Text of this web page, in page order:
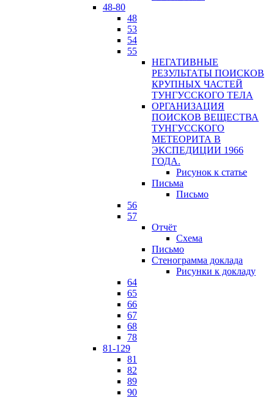
48-80
48
53
54
55
НЕГАТИВНЫЕ
РЕЗУЛЬТАТЫ ПОИСКОВ
КРУПНЫХ ЧАСТЕЙ
ТУНГУССКОГО ТЕЛА
ОРГАНИЗАЦИЯ
ПОИСКОВ ВЕЩЕСТВА
ТУНГУССКОГО
МЕТЕОРИТА В
ЭКСПЕДИЦИИ 1966
ГОДА.
Рисунок к статье
Письма
Письмо
56
57
Отчёт
Схема
Письмо
Стенограмма доклада
Рисунки к докладу
64
65
66
67
68
78
81-129
81
82
89
90